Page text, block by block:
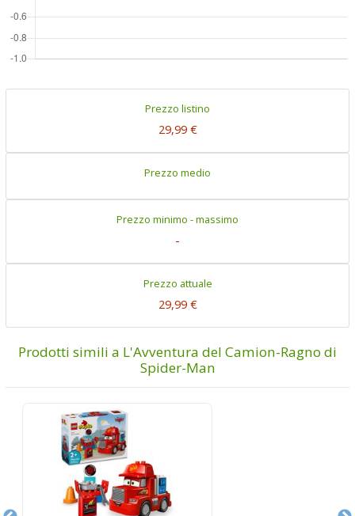
Prezzo listino
29,99 €
Prezzo medio
Prezzo minimo - massimo
-
Prezzo attuale
29,99 €
Prodotti simili a L'Avventura del Camion-Ragno di
Spider-Man